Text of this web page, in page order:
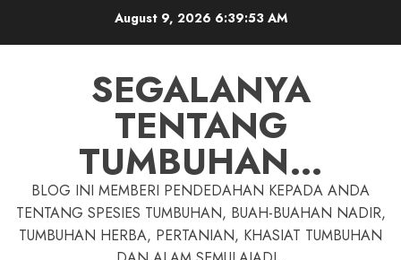
August 9, 2026 6:39:54 AM
SEGALANYA
TENTANG
TUMBUHAN…
BLOG INI MEMBERI PENDEDAHAN KEPADA ANDA
TENTANG SPESIES TUMBUHAN, BUAH-BUAHAN NADIR,
TUMBUHAN HERBA, PERTANIAN, KHASIAT TUMBUHAN